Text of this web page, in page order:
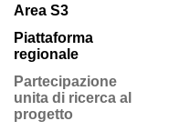
Area S3
Piattaforma
regionale
Partecipazione
unita di ricerca al
progetto